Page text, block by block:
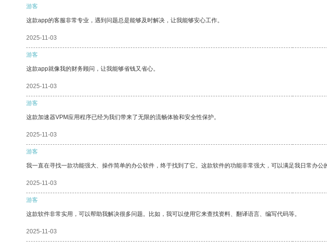
游客
这款app的客服非常专业，遇到问题总是能够及时解决，让我能够安心工作。
2025-11-03
游客
这款app就像我的财务顾问，让我能够省钱又省心。
2025-11-03
游客
这款加速器VPM应用程序已经为我们带来了无限的流畅体验和安全性保护。
2025-11-03
游客
我一直在寻找一款功能强大、操作简单的办公软件，终于找到了它。这款软件的功能非常强大，可以满足我日常办公
2025-11-03
游客
这款软件非常实用，可以帮助我解决很多问题。比如，我可以使用它来查找资料、翻译语言、编写代码等。
2025-11-03